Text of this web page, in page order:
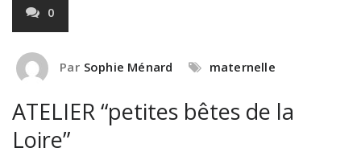
0
Par Sophie Ménard maternelle
ATELIER “petites bêtes de la
Loire”